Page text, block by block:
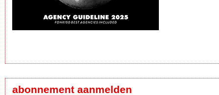
abonnement aanmelden